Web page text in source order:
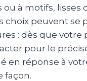
à motifs, lisses
choix peuvent
: dès que
pour le
en réponse à
façon.